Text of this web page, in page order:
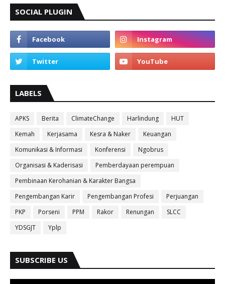
SOCIAL PLUGIN
LABELS
APKS Berita ClimateChange Harlindung
HUT
Kemah
Kerjasama Kesra & Naker
Keuangan
Komunikasi & Informasi
Konferensi
Ngobrus
Organisasi & Kaderisasi
Pemberdayaan perempuan
Pembinaan Kerohanian & Karakter Bangsa
Pengembangan Karir
Pengembangan Profesi
Perjuangan
PKP
Porseni PPM Rakor Renungan
SLCC
YDSGJT
Yplp
SUBSCRIBE US